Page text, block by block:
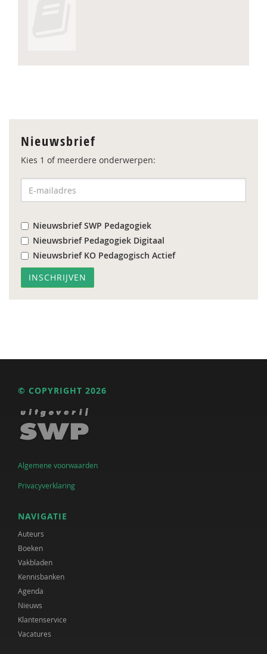
Nieuwsbrief
Kies 1 of meerdere onderwerpen:
Nieuwsbrief SWP Pedagogiek
Nieuwsbrief Pedagogiek Digitaal
Nieuwsbrief KO Pedagogisch Actief
© COPYRIGHT 2026
Algemene voorwaarden
Privacyverklaring
NAVIGATIE
Auteurs
Boeken
Vakbladen
Kennisbanken
Agenda
Nieuws
Klantenservice
Vacatures